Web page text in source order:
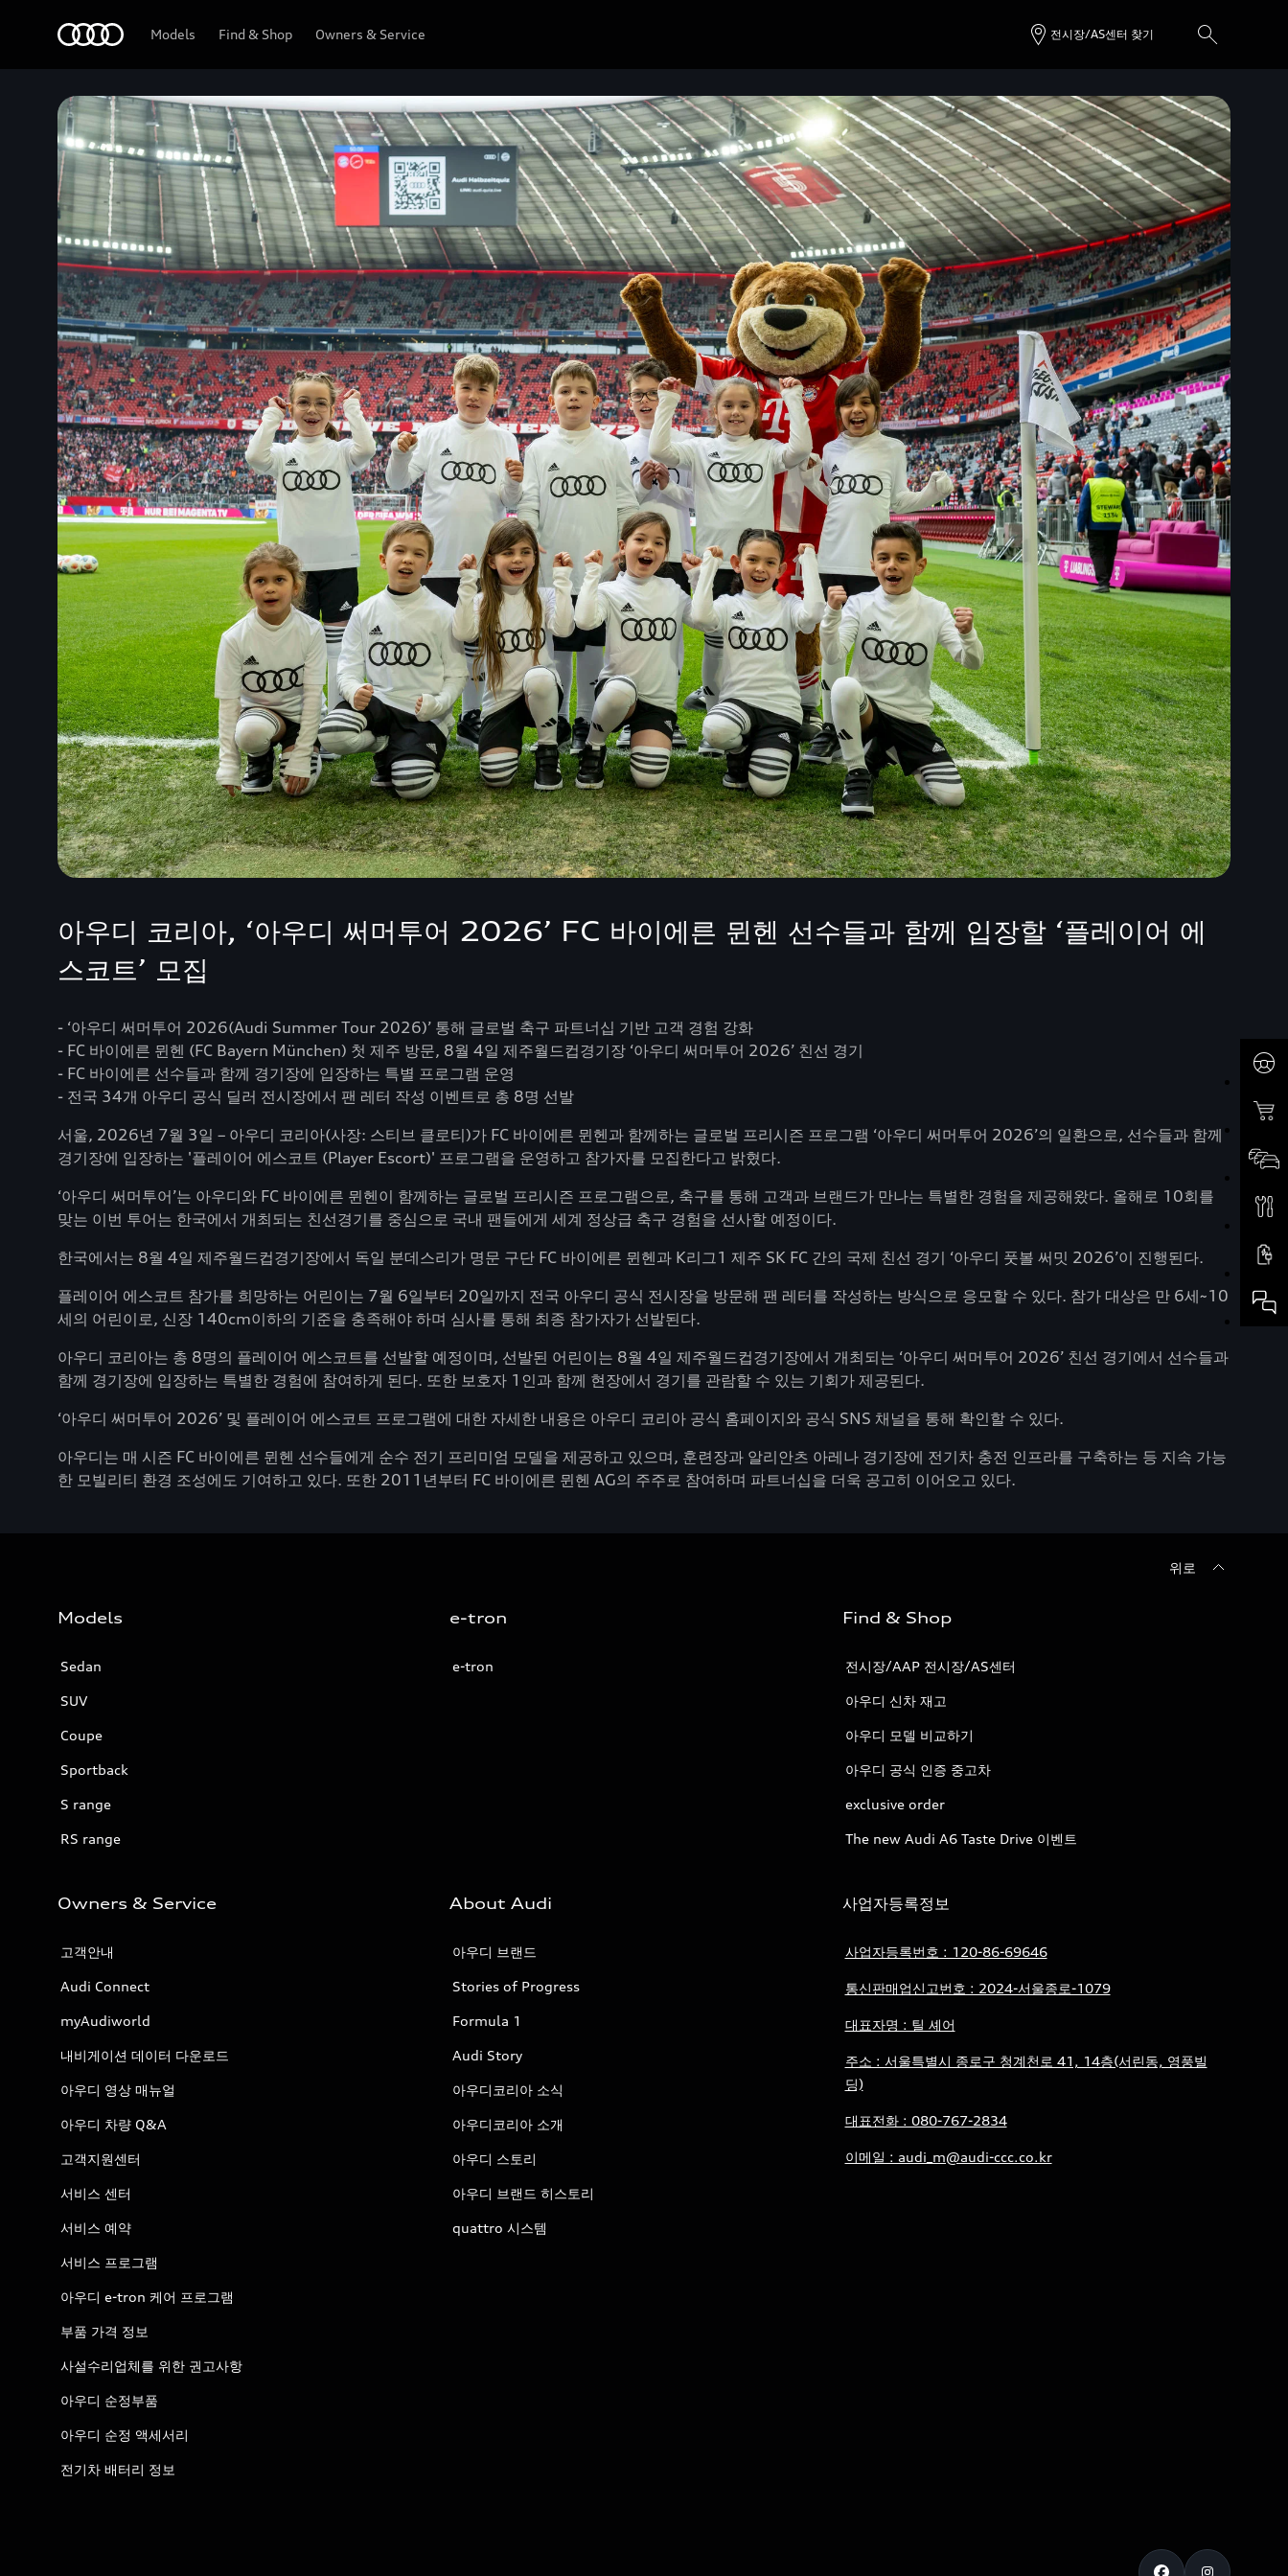
Models Find & Shop Owners & Service 전시장/AS센터 찾기
아우디 코리아, ‘아우디 써머투어 2026’ FC 바이에른 뮌헨 선수들과 함께 입장할 ‘플레이어 에
스코트’ 모집
- ‘아우디 써머투어 2026(Audi Summer Tour 2026)’ 통해 글로벌 축구 파트너십 기반 고객 경험 강화
- FC 바이에른 뮌헨 (FC Bayern München) 첫 제주 방문, 8월 4일 제주월드컵경기장 ‘아우디 써머투어 2026’ 친선 경기
- FC 바이에른 선수들과 함께 경기장에 입장하는 특별 프로그램 운영
- 전국 34개 아우디 공식 딜러 전시장에서 팬 레터 작성 이벤트로 총 8명 선발
서울, 2026년 7월 3일 – 아우디 코리아(사장: 스티브 클로티)가 FC 바이에른 뮌헨과 함께하는 글로벌 프리시즌 프로그램 ‘아우디 써머투어 2026’의 일환으로, 선수들과 함께
경기장에 입장하는 '플레이어 에스코트 (Player Escort)' 프로그램을 운영하고 참가자를 모집한다고 밝혔다.
‘아우디 써머투어’는 아우디와 FC 바이에른 뮌헨이 함께하는 글로벌 프리시즌 프로그램으로, 축구를 통해 고객과 브랜드가 만나는 특별한 경험을 제공해왔다. 올해로 10회를
맞는 이번 투어는 한국에서 개최되는 친선경기를 중심으로 국내 팬들에게 세계 정상급 축구 경험을 선사할 예정이다.
한국에서는 8월 4일 제주월드컵경기장에서 독일 분데스리가 명문 구단 FC 바이에른 뮌헨과 K리그1 제주 SK FC 간의 국제 친선 경기 ‘아우디 풋볼 써밋 2026’이 진행된다.
플레이어 에스코트 참가를 희망하는 어린이는 7월 6일부터 20일까지 전국 아우디 공식 전시장을 방문해 팬 레터를 작성하는 방식으로 응모할 수 있다. 참가 대상은 만 6세~10
세의 어린이로, 신장 140cm이하의 기준을 충족해야 하며 심사를 통해 최종 참가자가 선발된다.
아우디 코리아는 총 8명의 플레이어 에스코트를 선발할 예정이며, 선발된 어린이는 8월 4일 제주월드컵경기장에서 개최되는 ‘아우디 써머투어 2026’ 친선 경기에서 선수들과
함께 경기장에 입장하는 특별한 경험에 참여하게 된다. 또한 보호자 1인과 함께 현장에서 경기를 관람할 수 있는 기회가 제공된다.
‘아우디 써머투어 2026’ 및 플레이어 에스코트 프로그램에 대한 자세한 내용은 아우디 코리아 공식 홈페이지와 공식 SNS 채널을 통해 확인할 수 있다.
아우디는 매 시즌 FC 바이에른 뮌헨 선수들에게 순수 전기 프리미엄 모델을 제공하고 있으며, 훈련장과 알리안츠 아레나 경기장에 전기차 충전 인프라를 구축하는 등 지속 가능
한 모빌리티 환경 조성에도 기여하고 있다. 또한 2011년부터 FC 바이에른 뮌헨 AG의 주주로 참여하며 파트너십을 더욱 공고히 이어오고 있다.
위로
Models
Sedan
SUV
Coupe
Sportback
S range
RS range
e-tron
e-tron
Find & Shop
전시장/AAP 전시장/AS센터
아우디 신차 재고
아우디 모델 비교하기
아우디 공식 인증 중고차
exclusive order
The new Audi A6 Taste Drive 이벤트
Owners & Service
고객안내
Audi Connect
myAudiworld
내비게이션 데이터 다운로드
아우디 영상 매뉴얼
아우디 차량 Q&A
고객지원센터
서비스 센터
서비스 예약
서비스 프로그램
아우디 e-tron 케어 프로그램
부품 가격 정보
사설수리업체를 위한 권고사항
아우디 순정부품
아우디 순정 액세서리
전기차 배터리 정보
About Audi
아우디 브랜드
Stories of Progress
Formula 1
Audi Story
아우디코리아 소식
아우디코리아 소개
아우디 스토리
아우디 브랜드 히스토리
quattro 시스템
사업자등록정보
사업자등록번호 : 120-86-69646
통신판매업신고번호 : 2024-서울종로-1079
대표자명 : 틸 셰어
주소 : 서울특별시 종로구 청계천로 41, 14층(서린동, 영풍빌
딩)
대표전화 : 080-767-2834
이메일 : audi_m@audi-ccc.co.kr